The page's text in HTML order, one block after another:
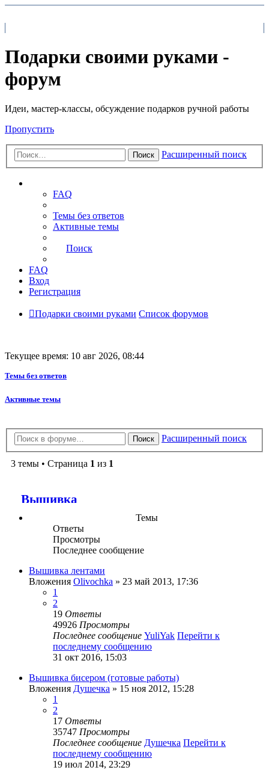
Подарки своими руками -
форум
Идеи, мастер-классы, обсуждение подарков ручной работы
Пропустить
Поиск Расширенный поиск
FAQ
Темы без ответов
Активные темы
Поиск
FAQ
Вход
Регистрация
Подарки своими руками Список форумов
Текущее время: 10 авг 2026, 08:44
Темы без ответов
Активные темы
Поиск Расширенный поиск
3 темы • Страница 1 из 1
Вышивка
Темы
Ответы
Просмотры
Последнее сообщение
Вышивка лентами
Вложения Olivochka » 23 май 2013, 17:36
1
2
19 Ответы
49926 Просмотры
Последнее сообщение YuliYak Перейти к
последнему сообщению
31 окт 2016, 15:03
Вышивка бисером (готовые работы)
Вложения Душечка » 15 ноя 2012, 15:28
1
2
17 Ответы
35747 Просмотры
Последнее сообщение Душечка Перейти к
последнему сообщению
19 июл 2014, 23:29